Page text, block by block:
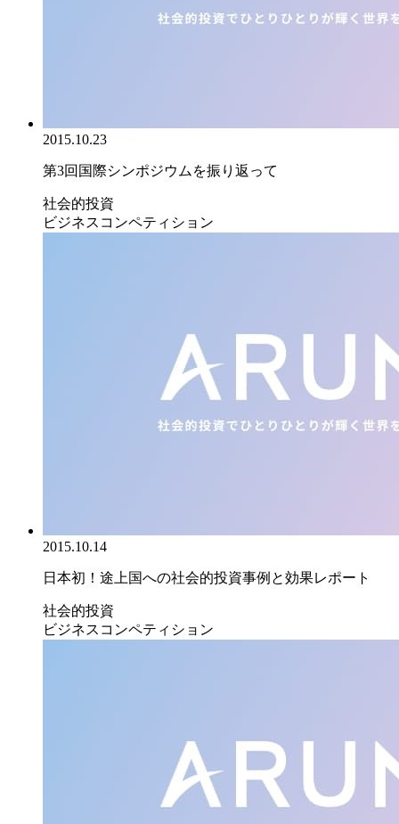
2015.10.23
第3回国際シンポジウムを振り返って
社会的投資
ビジネスコンペティション
2015.10.14
日本初！途上国への社会的投資事例と効果レポート
社会的投資
ビジネスコンペティション